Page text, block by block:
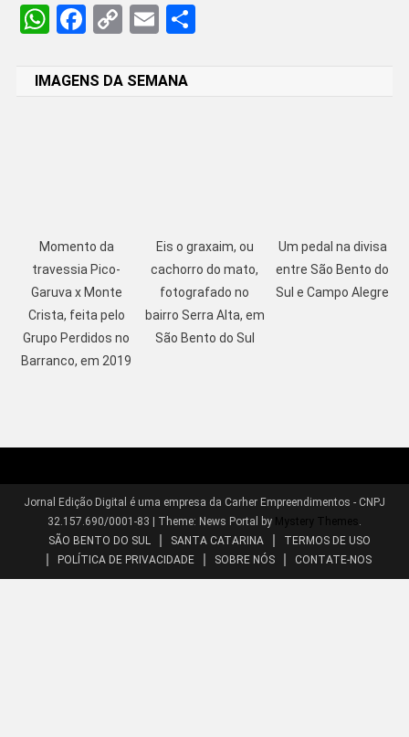
WhatsApp
Facebook
CopyEmailShare
IMAGENS DA SEMANA
Momento da
travessia Pico-
Garuva x Monte
Crista, feita pelo
Grupo Perdidos no
Barranco, em 2019
Eis o graxaim, ou
cachorro do mato,
fotografado no
bairro Serra Alta, em
São Bento do Sul
Um pedal na divisa
entre São Bento do
Sul e Campo Alegre
Jornal Edição Digital é uma empresa da Carher Empreendimentos - CNPJ
32.157.690/0001-83
Theme: News Portal by Mystery Themes .
SÃO BENTO DO SUL
SANTA CATARINA
TERMOS DE USO
POLÍTICA DE PRIVACIDADE
SOBRE NÓS CONTATE-NOS